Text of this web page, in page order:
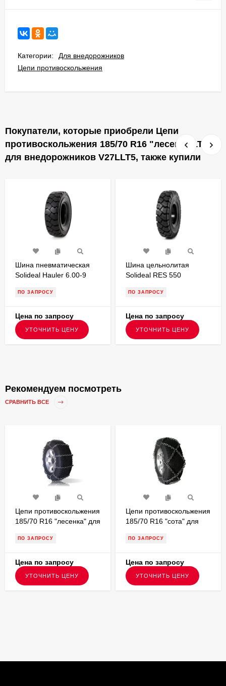
Категории:
Для внедорожников
Цепи противоскольжения
Покупатели, которые приобрели Цепи
противоскольжения 185/70 R16 "лесенка LT"
для внедорожников V27LLT5, также купили
Шина пневматическая
Solideal Hauler 6.00-9
вилочного погрузчика
ПО ЗАПРОСУ
Цена по запросу
УТОЧНИТЬ ЦЕНУ
Шина цельнолитая
Solideal RES 550
бурта для вилочного
ПО ЗАПРОСУ
Цена по запросу
УТОЧНИТЬ ЦЕНУ
Рекомендуем посмотреть
СРАВНИТЬ ВСЕ
Цепи противоскольжения
185/70 R16 "лесенка" для
ПО ЗАПРОСУ
Цена по запросу
УТОЧНИТЬ ЦЕНУ
Цепи противоскольжения
185/70 R16 "сота" для
ПО ЗАПРОСУ
Цена по запросу
УТОЧНИТЬ ЦЕНУ